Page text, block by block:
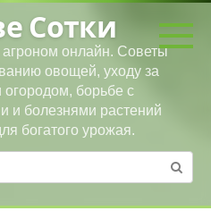
Сотки
онлайн. Советы
овощей, уходу за
огородом, борьбе с
и болезнями растений
богатого урожая.